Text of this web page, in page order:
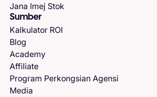
Jana Imej Stok
Sumber
Kalkulator ROI
Blog
Academy
Affiliate
Program Perkongsian Agensi
Media